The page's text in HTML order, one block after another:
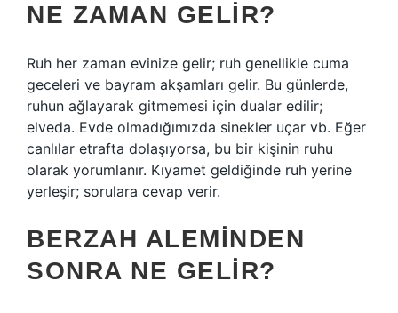
NE ZAMAN GELIR?
Ruh her zaman evinize gelir; ruh genellikle cuma
geceleri ve bayram akşamları gelir. Bu günlerde,
ruhun ağlayarak gitmemesi için dualar edilir;
elveda. Evde olmadığımızda sinekler uçar vb. Eğer
canlılar etrafta dolaşıyorsa, bu bir kişinin ruhu
olarak yorumlanır. Kıyamet geldiğinde ruh yerine
yerleşir; sorulara cevap verir.
BERZAH ALEMINDEN
SONRA NE GELIR?